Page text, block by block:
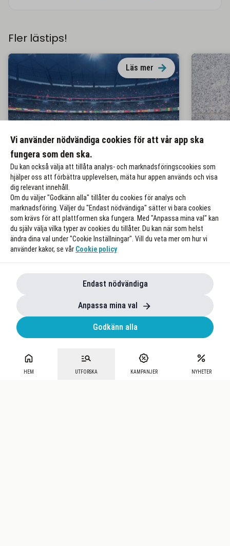
HEM UTFORSKA KAMPANJER NYHETER
Fler lästips!
6 tips på hur du maxar
fotbollsfesten
Läs mer
10
Vi använder nödvändiga cookies för att vår app ska
fungera som den ska.
Du kan också välja att tillåta analys- och marknadsföringscookies som
hjälper oss att förbättra upplevelsen, mäta hur appen används och visa
dig relevant innehåll.
Om du väljer "Godkänn alla" tillåter du cookies för analys och
marknadsföring. Väljer du "Endast nödvändiga" sätter vi bara cookies
som krävs för att plattformen ska fungera. Med "Anpassa mina val" kan
du själv välja vilka typer av cookies du tillåter. Du kan när som helst
ändra dina val under "Cookie Inställningar". Vill du veta mer om hur vi
använder kakor, se vår Cookie policy
Endast nödvändiga
Anpassa mina val
Godkänn alla